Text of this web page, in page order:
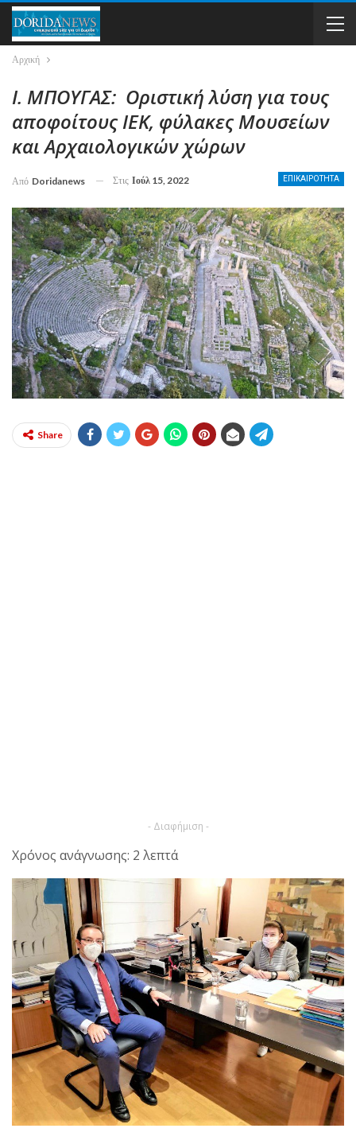
Αρχική
Ι. ΜΠΟΥΓΑΣ: Οριστική λύση για τους
αποφοίτους ΙΕΚ, φύλακες Μουσείων
και Αρχαιολογικών χώρων
ΕΠΙΚΑΙΡΟΤΗΤΑ
Από Doridanews Στις Ιούλ 15, 2022
Share
- Διαφήμιση -
Χρόνος ανάγνωσης: 2 λεπτά